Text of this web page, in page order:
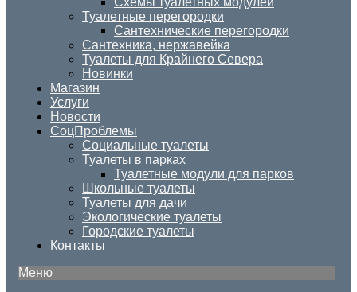
Туалетные перегородки
Сантехнические перегородки
Сантехника, нержавейка
Туалеты для Крайнего Севера
Новинки
Магазин
Услуги
Новости
СоцПроблемы
Социальные туалеты
Туалеты в парках
Туалетные модули для парков
Школьные туалеты
Туалеты для дачи
Экологические туалеты
Городские туалеты
Контакты
Меню